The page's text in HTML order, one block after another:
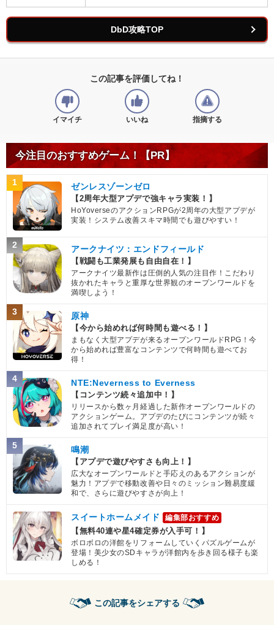
DbD攻略TOP
この記事を評価してね！
イマイチ いいね 指摘する
今注目のおすすめゲーム！【PR】
1 ゼンレスゾーンゼロ
【2周年大型アプデで強キャラ実装！】
HoYoverseのアクションRPGが2周年の大型アプデが
実装！システム改善スキマ時間でも遊びやすい！
2 アークナイツ：エンドフィールド
【戦闘も工業発展も自由自在！】
アークナイツ最新作は圧倒的人気の注目作！こだわり
抜かれたキャラと重厚な世界観のオープンワールドを
満喫しよう！
3 原神
【今から始めれば何時間も遊べる！】
まもなく大型アプデが来るオープンワールドRPG！今
から始めれば豊富なコンテンツで何時間も遊べてお
得！
4 NTE:Neverness to Everness
【コンテンツ続々追加中！】
リリースから数ヶ月経過した新作オープンワールドの
アクションゲーム。アプデのたびにコンテンツが続々
追加されてプレイ満足度が高い！
5 鳴潮
【アプデで遊びやすさも向上！】
広大なオープンワールドと手応えのあるアクションが
魅力！アプデで移動改善や日々のミッション難易度緩
和で、さらに遊びやすさが向上！
スイートホームメイド 編集部おすすめ
【無料40連や星4確定券が入手可！】
ボロボロの洋館をリフォームしていくパズルゲームが
登場！美少女のSDキャラが洋館内を歩き回る様子も楽
しめる！
この記事をシェアする